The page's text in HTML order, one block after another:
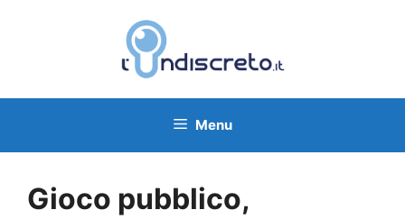
Menu
Gioco pubblico,